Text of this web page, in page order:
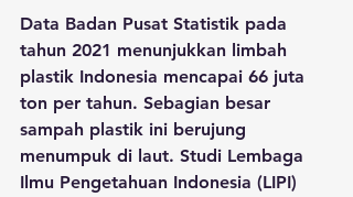
Data Badan Pusat Statistik pada
tahun 2021 menunjukkan limbah
plastik Indonesia mencapai 66 juta
ton per tahun. Sebagian besar
sampah plastik ini berujung
menumpuk di laut. Studi Lembaga
Ilmu Pengetahuan Indonesia (LIPI)